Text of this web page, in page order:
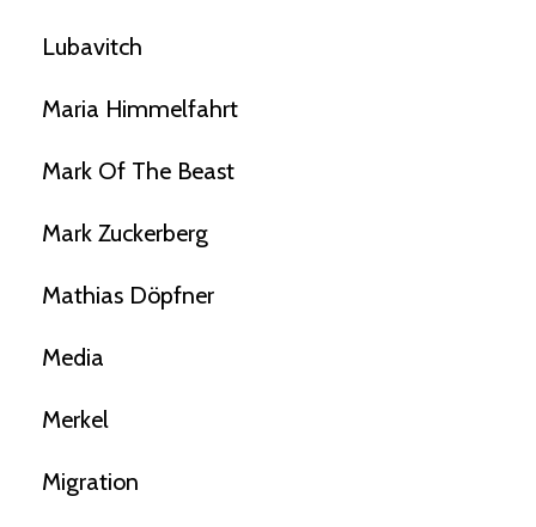
Lubavitch
Maria Himmelfahrt
Mark Of The Beast
Mark Zuckerberg
Mathias Döpfner
Media
Merkel
Migration